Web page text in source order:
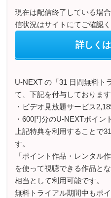
現在は配信終了している場
信状況はサイトにてご確認く
詳しく
U-NEXT の「31 日間無料ト
て、下記を付与しております
・ビデオ見放題サービス
・600円分のU-NEXTポイン
上記特典を利用することで
す。
「ポイント作品・レンタル
を使って視聴できる作品と
相当として利用可能です。
無料トライアル期間中もポ